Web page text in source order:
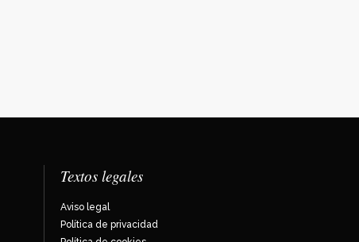
Textos legales
Aviso legal
Política de privacidad